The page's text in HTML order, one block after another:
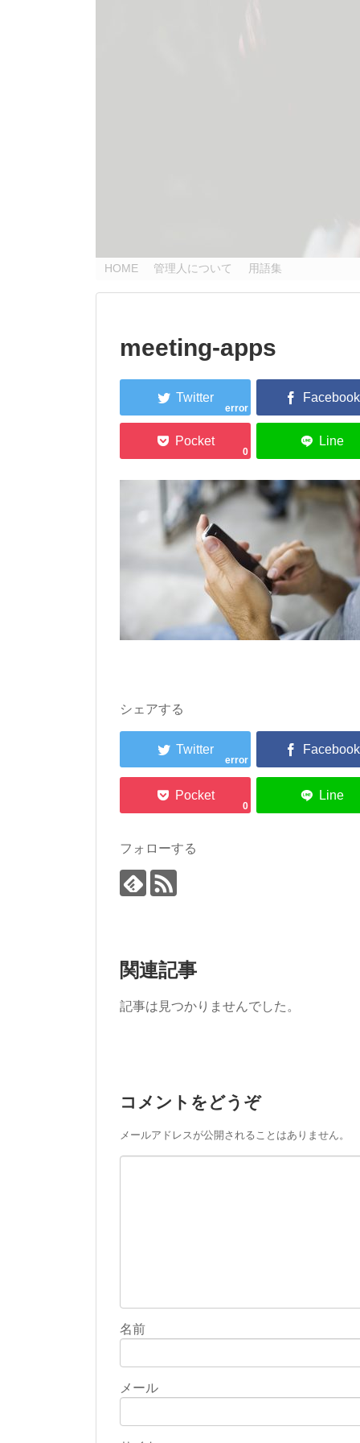
HOME 管理人について 用語集
meeting-apps
error
0
シェアする
error
0
フォローする
関連記事
記事は見つかりませんでした。
コメントをどうぞ
メールアドレスが公開されることはありません。
名前
メール